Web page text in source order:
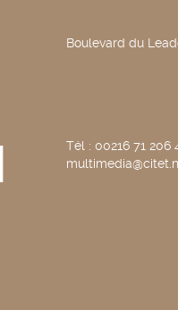
Boulevard du
Tél : 00216 71 206